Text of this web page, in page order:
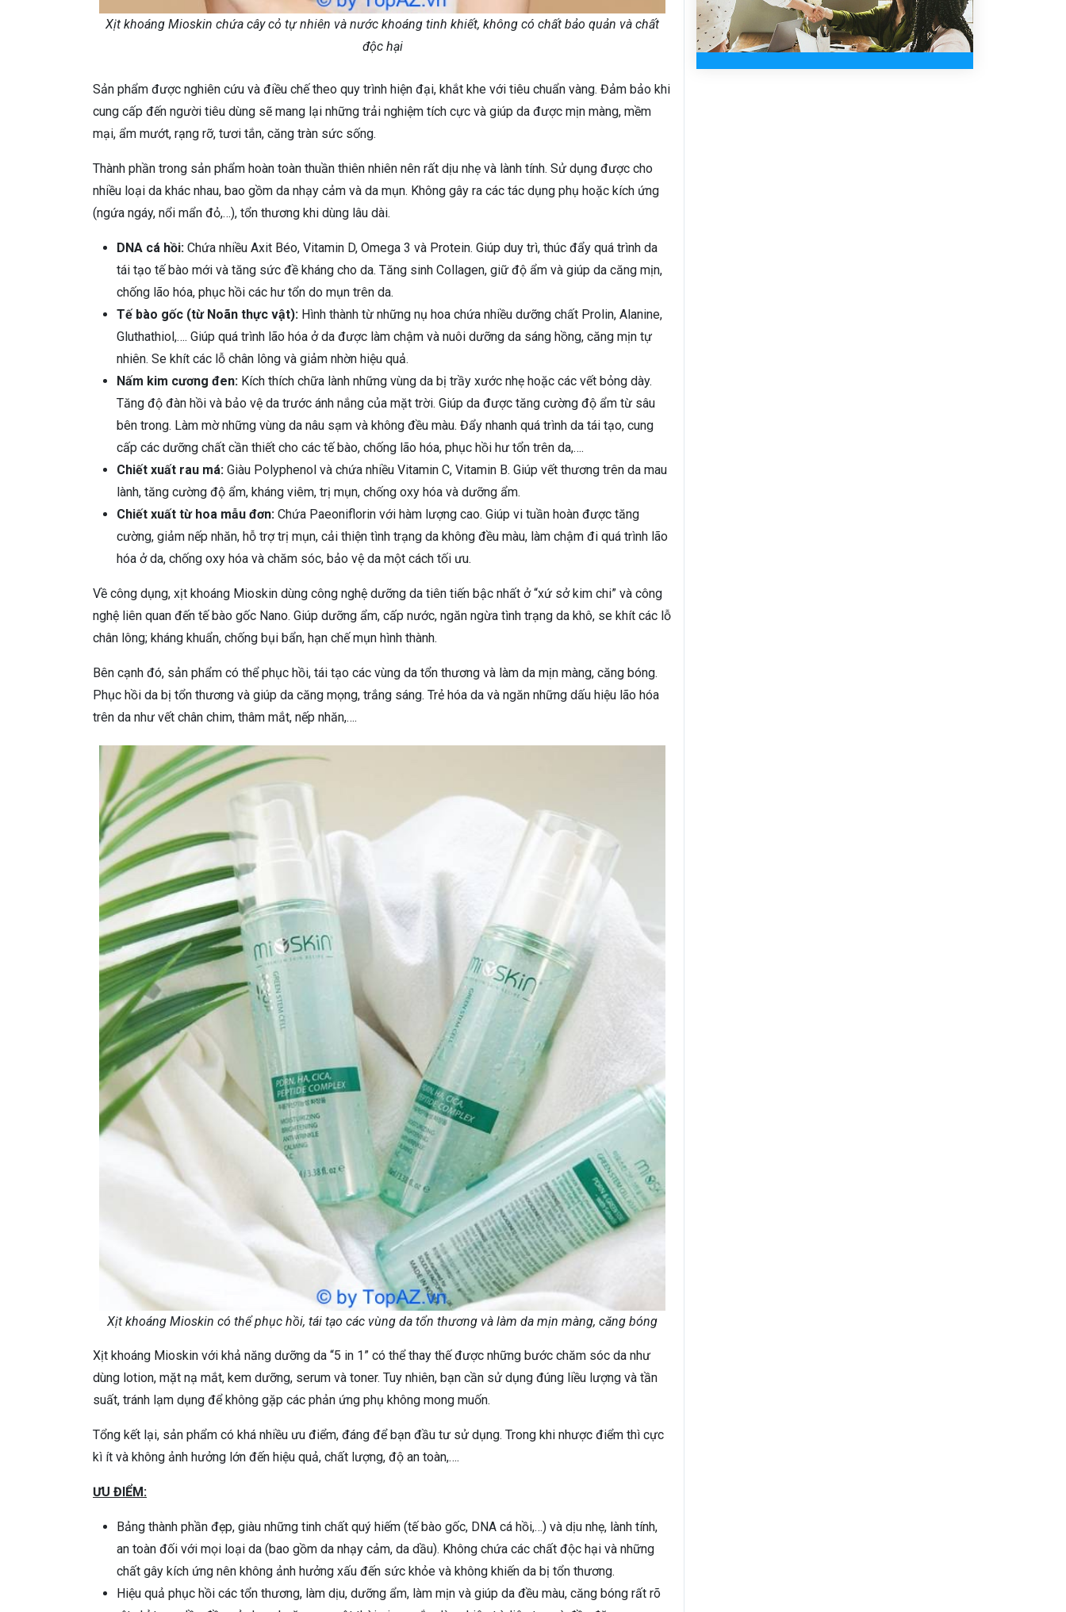
Xịt khoáng Mioskin chứa cây cỏ tự nhiên và nước khoáng tinh khiết, không có chất bảo quản và chất
độc hại
Sản phẩm được nghiên cứu và điều chế theo quy trình hiện đại, khắt khe với tiêu chuẩn vàng. Đảm bảo khi
cung cấp đến người tiêu dùng sẽ mang lại những trải nghiệm tích cực và giúp da được mịn màng, mềm
mại, ẩm mướt, rạng rỡ, tươi tắn, căng tràn sức sống.
Thành phần trong sản phẩm hoàn toàn thuần thiên nhiên nên rất dịu nhẹ và lành tính. Sử dụng được cho
nhiều loại da khác nhau, bao gồm da nhạy cảm và da mụn. Không gây ra các tác dụng phụ hoặc kích ứng
(ngứa ngáy, nổi mẩn đỏ,…), tổn thương khi dùng lâu dài.
DNA cá hồi: Chứa nhiều Axit Béo, Vitamin D, Omega 3 và Protein. Giúp duy trì, thúc đẩy quá trình da
tái tạo tế bào mới và tăng sức đề kháng cho da. Tăng sinh Collagen, giữ độ ẩm và giúp da căng mịn,
chống lão hóa, phục hồi các hư tổn do mụn trên da.
Tế bào gốc (từ Noãn thực vật): Hình thành từ những nụ hoa chứa nhiều dưỡng chất Prolin, Alanine,
Gluthathiol,…. Giúp quá trình lão hóa ở da được làm chậm và nuôi dưỡng da sáng hồng, căng mịn tự
nhiên. Se khít các lỗ chân lông và giảm nhờn hiệu quả.
Nấm kim cương đen: Kích thích chữa lành những vùng da bị trầy xước nhẹ hoặc các vết bỏng dày.
Tăng độ đàn hồi và bảo vệ da trước ánh nắng của mặt trời. Giúp da được tăng cường độ ẩm từ sâu
bên trong. Làm mờ những vùng da nâu sạm và không đều màu. Đẩy nhanh quá trình da tái tạo, cung
cấp các dưỡng chất cần thiết cho các tế bào, chống lão hóa, phục hồi hư tổn trên da,….
Chiết xuất rau má: Giàu Polyphenol và chứa nhiều Vitamin C, Vitamin B. Giúp vết thương trên da mau
lành, tăng cường độ ẩm, kháng viêm, trị mụn, chống oxy hóa và dưỡng ẩm.
Chiết xuất từ hoa mẫu đơn: Chứa Paeoniflorin với hàm lượng cao. Giúp vi tuần hoàn được tăng
cường, giảm nếp nhăn, hỗ trợ trị mụn, cải thiện tình trạng da không đều màu, làm chậm đi quá trình lão
hóa ở da, chống oxy hóa và chăm sóc, bảo vệ da một cách tối ưu.
Về công dụng, xịt khoáng Mioskin dùng công nghệ dưỡng da tiên tiến bậc nhất ở “xứ sở kim chi” và công
nghệ liên quan đến tế bào gốc Nano. Giúp dưỡng ẩm, cấp nước, ngăn ngừa tình trạng da khô, se khít các lỗ
chân lông; kháng khuẩn, chống bụi bẩn, hạn chế mụn hình thành.
Bên cạnh đó, sản phẩm có thể phục hồi, tái tạo các vùng da tổn thương và làm da mịn màng, căng bóng.
Phục hồi da bị tổn thương và giúp da căng mọng, trắng sáng. Trẻ hóa da và ngăn những dấu hiệu lão hóa
trên da như vết chân chim, thâm mắt, nếp nhăn,….
Xịt khoáng Mioskin có thể phục hồi, tái tạo các vùng da tổn thương và làm da mịn màng, căng bóng
Xịt khoáng Mioskin với khả năng dưỡng da “5 in 1” có thể thay thế được những bước chăm sóc da như
dùng lotion, mặt nạ mắt, kem dưỡng, serum và toner. Tuy nhiên, bạn cần sử dụng đúng liều lượng và tần
suất, tránh lạm dụng để không gặp các phản ứng phụ không mong muốn.
Tổng kết lại, sản phẩm có khá nhiều ưu điểm, đáng để bạn đầu tư sử dụng. Trong khi nhược điểm thì cực
kì ít và không ảnh hưởng lớn đến hiệu quả, chất lượng, độ an toàn,….
ƯU ĐIỂM:
Bảng thành phần đẹp, giàu những tinh chất quý hiếm (tế bào gốc, DNA cá hồi,…) và dịu nhẹ, lành tính,
an toàn đối với mọi loại da (bao gồm da nhạy cảm, da dầu). Không chứa các chất độc hại và những
chất gây kích ứng nên không ảnh hưởng xấu đến sức khỏe và không khiến da bị tổn thương.
Hiệu quả phục hồi các tổn thương, làm dịu, dưỡng ẩm, làm mịn và giúp da đều màu, căng bóng rất rõ